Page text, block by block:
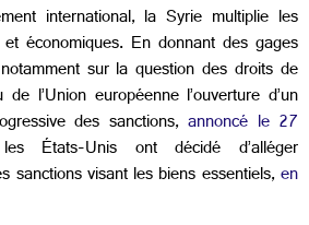
international, la Syrie multiplie les
économiques. En donnant des gages
sur la question des droits de
l’Union européenne l’ouverture d’un
des sanctions, annoncé le 27
États-Unis ont décidé d’alléger
sanctions visant les biens essentiels,en